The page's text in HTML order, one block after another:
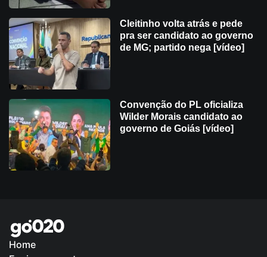
Cleitinho volta atrás e pede
pra ser candidato ao governo
de MG; partido nega [vídeo]
Convenção do PL oficializa
Wilder Morais candidato ao
governo de Goiás [vídeo]
Home